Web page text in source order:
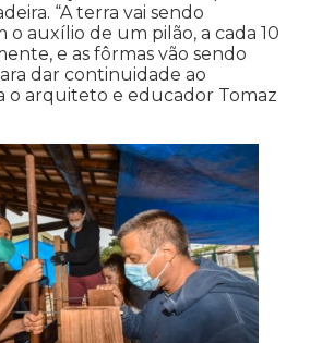
“A terra vai sendo
o auxílio de um pilão, a cada 10
e as fôrmas vão sendo
dar continuidade ao
o arquiteto e educador Tomaz